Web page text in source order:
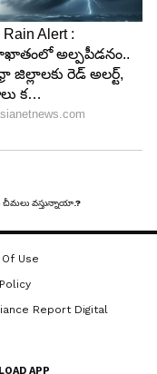
పెట్రోల్
ముడి చమురు
Use
Report Digital
APP